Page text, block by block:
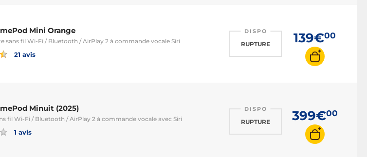
Mini Orange
sans fil Wi-Fi / Bluetooth / AirPlay 2 à commande vocale Siri
21 avis
DISPO
RUPTURE 139€00
Minuit (2025)
fil Wi-Fi / Bluetooth / AirPlay 2 à commande vocale avec Siri
1 avis
DISPO
RUPTURE 399€00